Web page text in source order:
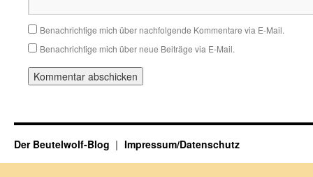
Benachrichtige mich über nachfolgende Kommentare via E-Mail.
Benachrichtige mich über neue Beiträge via E-Mail.
Der Beutelwolf-Blog Impressum/Datenschutz